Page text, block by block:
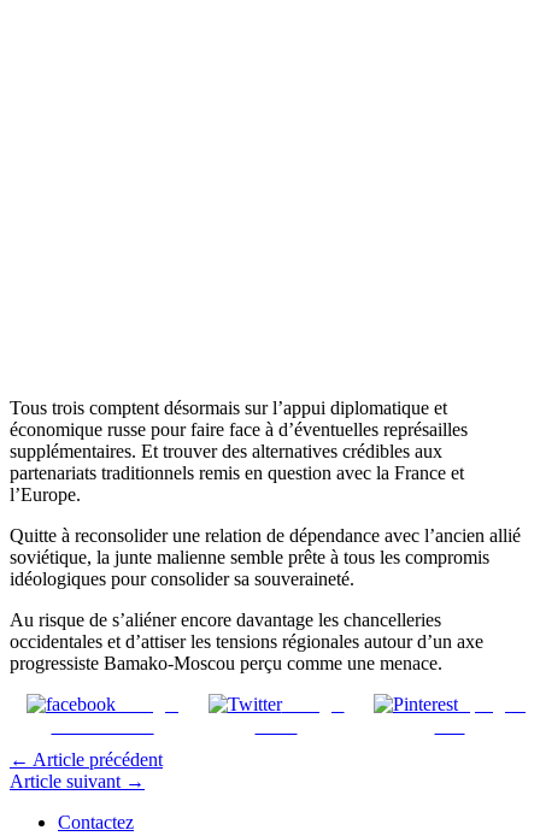
Tous trois comptent désormais sur l’appui diplomatique et
économique russe pour faire face à d’éventuelles représailles
supplémentaires. Et trouver des alternatives crédibles aux
partenariats traditionnels remis en question avec la France et
l’Europe.
Quitte à reconsolider une relation de dépendance avec l’ancien allié
soviétique, la junte malienne semble prête à tous les compromis
idéologiques pour consolider sa souveraineté.
Au risque de s’aliéner encore davantage les chancelleries
occidentales et d’attiser les tensions régionales autour d’un axe
progressiste Bamako-Moscou perçu comme une menace.
Partager
← Article précédent
Article suivant →
Contactez